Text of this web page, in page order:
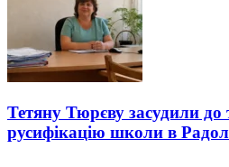
Тетяну Тюрєву засудили до
русифікацію школи в